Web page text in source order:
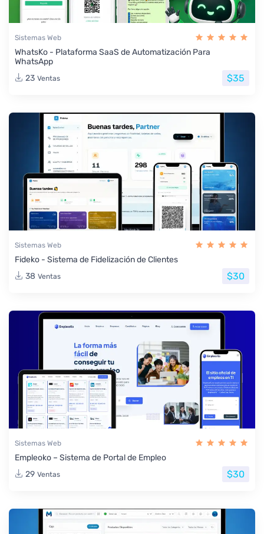
Sistemas Web
WhatsKo - Plataforma SaaS de Automatización Para
WhatsApp
23 Ventas $35
Sistemas Web
Fideko - Sistema de Fidelización de Clientes
38 Ventas $30
Sistemas Web
Empleoko – Sistema de Portal de Empleo
29 Ventas $30